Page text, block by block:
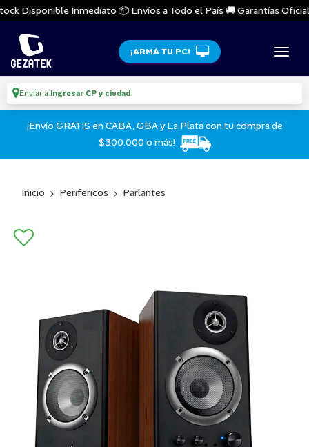
Disponible Inmediato 📦 Envíos a Todo el País 🚚 Garantías
¡ARMÁ TU PC!
Enviar a Ingresar CP y ciudad
¡Envío GRATIS en CABA, GBA y La Plata con tu compra de
$300.000 o más!
Inicio Perifericos Parlantes